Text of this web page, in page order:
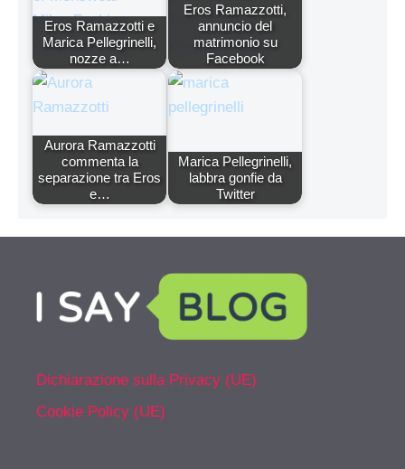
Eros Ramazzotti e
Marica Pellegrinelli,
nozze a…
Eros Ramazzotti,
annuncio del
matrimonio su
Facebook
Aurora Ramazzotti
commenta la
separazione tra Eros
e…
Marica Pellegrinelli,
labbra gonfie da
Twitter
Dichiarazione sulla Privacy (UE)
Cookie Policy (UE)